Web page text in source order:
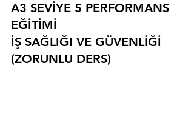
A3 SEVİYE 5 PERFORMANS
EĞİTİMİ
İŞ SAĞLIĞI VE GÜVENLİĞİ
(ZORUNLU DERS)